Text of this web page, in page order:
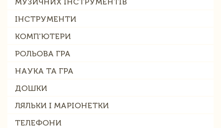
ІНСТРУМЕНТИ
КОМП'ЮТЕРИ
РОЛЬОВА ГРА
НАУКА ТА ГРА
ДОШКИ
ЛЯЛЬКИ І МАРІОНЕТКИ
ТЕЛЕФОНИ